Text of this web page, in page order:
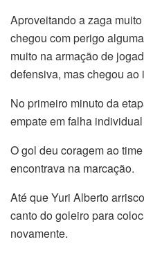
Aproveitando a zaga
chegou com perigo
muito na armação de
defensiva, mas chegou ao
No primeiro minuto da
empate em falha
O gol deu coragem ao
encontrava na marcação.
Até que Yuri Alberto
canto do goleiro para
novamente.